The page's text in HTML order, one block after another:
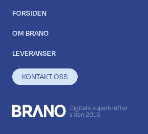
FORSIDEN
OM BRANO
LEVERANSER
KONTAKT OSS
Digitale superkrefter
siden 2015